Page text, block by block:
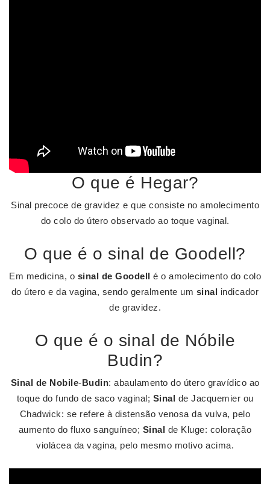
O que é Hegar?
Sinal precoce de gravidez e que consiste no amolecimento
do colo do útero observado ao toque vaginal.
O que é o sinal de Goodell?
Em medicina, o sinal de Goodell é o amolecimento do colo
do útero e da vagina, sendo geralmente um sinal indicador
de gravidez.
O que é o sinal de Nóbile
Budin?
Sinal de Nobile-Budin: abaulamento do útero gravídico ao
toque do fundo de saco vaginal; Sinal de Jacquemier ou
Chadwick: se refere à distensão venosa da vulva, pelo
aumento do fluxo sanguíneo; Sinal de Kluge: coloração
violácea da vagina, pelo mesmo motivo acima.